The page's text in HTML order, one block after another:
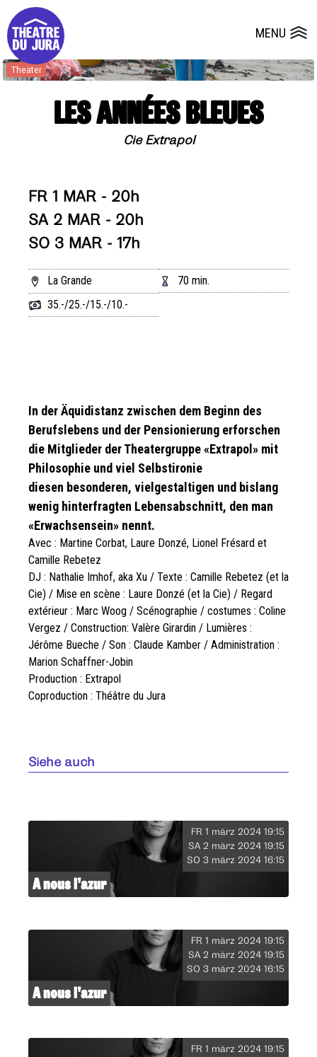
MENU
Presse Dépôts de dossiers
Theater
LES ANNÉES BLEUES
Cie Extrapol
In der Äquidistanz zwischen dem Beginn des
Berufslebens und der Pensionierung erforschen
die Mitglieder der Theatergruppe «Extrapol» mit
Philosophie und viel Selbstironie
diesen besonderen, vielgestaltigen und bislang
wenig hinterfragten Lebensabschnitt, den man
«Erwachsensein» nennt.
Avec : Martine Corbat, Laure Donzé, Lionel Frésard et
Camille Rebetez
DJ : Nathalie Imhof, aka Xu / Texte : Camille Rebetez (et la
Cie) / Mise en scène : Laure Donzé (et la Cie) / Regard
extérieur : Marc Woog / Scénographie / costumes : Coline
Vergez / Construction: Valère Girardin / Lumières :
Jérôme Bueche / Son : Claude Kamber / Administration :
Marion Schaffner-Jobin
Production : Extrapol
Coproduction : Théâtre du Jura
Siehe auch
FR 1 märz 2024 19:15
SA 2 märz 2024 19:15
SO 3 märz 2024 16:15
A nous l’azur
FR 1 märz 2024 19:15
SA 2 märz 2024 19:15
SO 3 märz 2024 16:15
A nous l’azur
FR 1 märz 2024 19:15
FR 1 MAR - 20h
SA 2 MAR - 20h
SO 3 MAR - 17h
La Grande
70 min.
35.-/25.-/15.-/10.-